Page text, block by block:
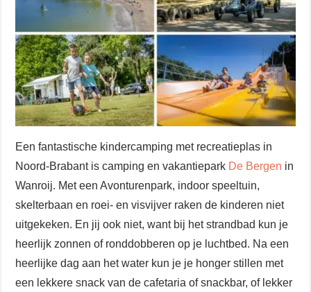
Een fantastische kindercamping met recreatieplas in
Noord-Brabant is camping en vakantiepark De Bergen in
Wanroij. Met een Avonturenpark, indoor speeltuin,
skelterbaan en roei- en visvijver raken de kinderen niet
uitgekeken. En jij ook niet, want bij het strandbad kun je
heerlijk zonnen of ronddobberen op je luchtbed. Na een
heerlijke dag aan het water kun je je honger stillen met
een lekkere snack van de cafetaria of snackbar, of lekker